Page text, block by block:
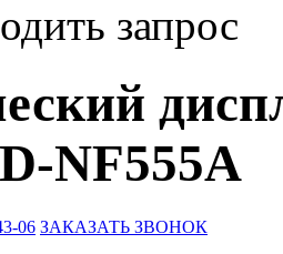
запрос
NF555A
06 ЗАКАЗАТЬ ЗВОНОК